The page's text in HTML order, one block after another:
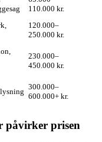
110.000 kr.
120.000–
250.000 kr.
230.000–
450.000 kr.
300.000–
600.000+ kr.
påvirker prisen